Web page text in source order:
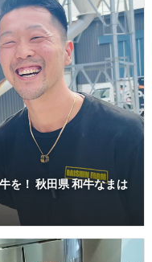
を！ 秋田県 和牛なまは